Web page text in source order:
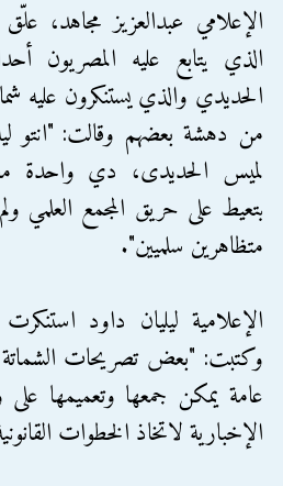
الإعلامي عبدالعزيز مجاهد،
الذي يتابع عليه المصريون
الحديدي والذي يستنكرون عليه
من دهشة بعضهم وقالت: "انتو
لميس الحديدى، دي واحدة
بتعيط على حريق المجمع العلمي
متظاهرين سلميين".
الإعلامية ليليان داود
وكتبت: "بعض تصريحات
عامة يمكن جمعها وتعميمها على
الإخبارية لاتخاذ الخطوات